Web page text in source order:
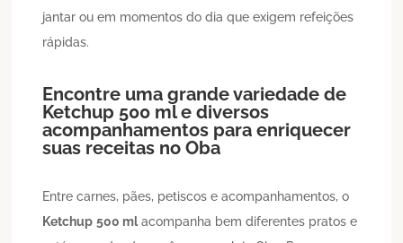
jantar ou em momentos do dia que exigem refeições
rápidas.
Encontre uma grande variedade de
Ketchup 500 mle diversos
acompanhamentos para enriquecer
suas receitas no Oba
Entre carnes, pães, petiscos e acompanhamentos, o
Ketchup 500 mlacompanha bem diferentes pratos e